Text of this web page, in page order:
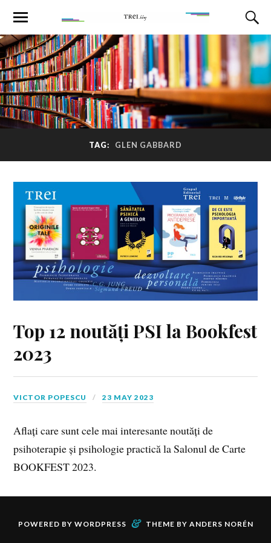
TAG: GLEN GABBARD
Top 12 noutăți PSI la Bookfest
2023
VICTOR POPESCU 23 MAY 2023
Aflați care sunt cele mai interesante noutăți de
psihoterapie și psihologie practică la Salonul de Carte
BOOKFEST 2023.
POWERED BY WORDPRESS & THEME BY ANDERS NORÉN